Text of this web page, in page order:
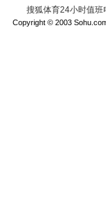
搜狐体育24小时值
Copyright © 2003